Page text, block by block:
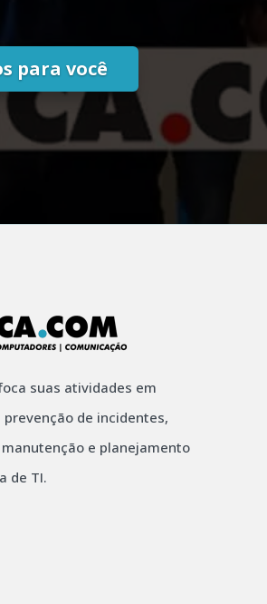
para você
foca suas atividades em
de incidentes,
e planejamento
de TI.